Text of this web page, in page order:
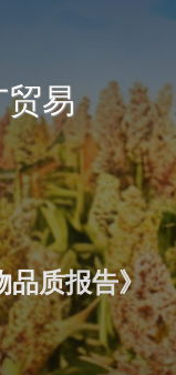
品质报告》
易